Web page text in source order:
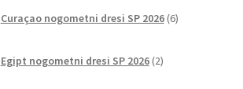
Curaçao nogometni dresi SP 2026 6izdelkov
Egipt nogometni dresi SP 2026 2izdelka